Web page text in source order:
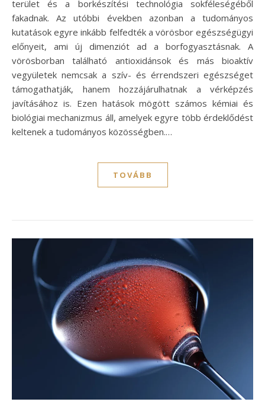
terület és a borkészítési technológia sokféleségéből
fakadnak. Az utóbbi években azonban a tudományos
kutatások egyre inkább felfedték a vörösbor egészségügyi
előnyeit, ami új dimenziót ad a borfogyasztásnak. A
vörösborban található antioxidánsok és más bioaktív
vegyületek nemcsak a szív- és érrendszeri egészséget
támogathatják, hanem hozzájárulhatnak a vérképzés
javításához is. Ezen hatások mögött számos kémiai és
biológiai mechanizmus áll, amelyek egyre több érdeklődést
keltenek a tudományos közösségben.…
TOVÁBB